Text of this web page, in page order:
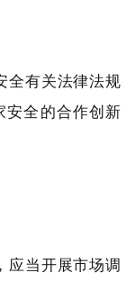
全有关法律法规
安全的合作创新
应当开展市场调